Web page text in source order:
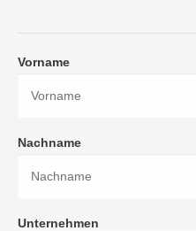
Vorname
Nachname
Unternehmen